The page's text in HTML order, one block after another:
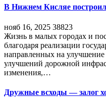
В Нижнем Кисляе
нояб 16, 2025 38823
Жизнь в малых городах и
благодаря реализации
направленных на
улучшений дорожной
изменения,…
Дружные всходы — залог